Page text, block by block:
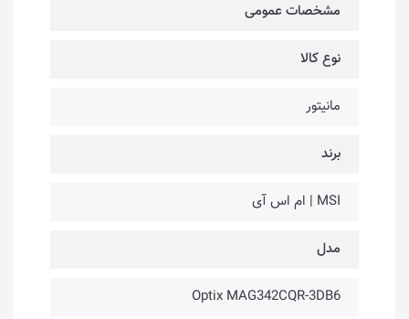
مشخصات عمومی
نوع کالا
مانیتور
برند
MSI | ام اس آی
مدل
Optix MAG342CQR-3DB6